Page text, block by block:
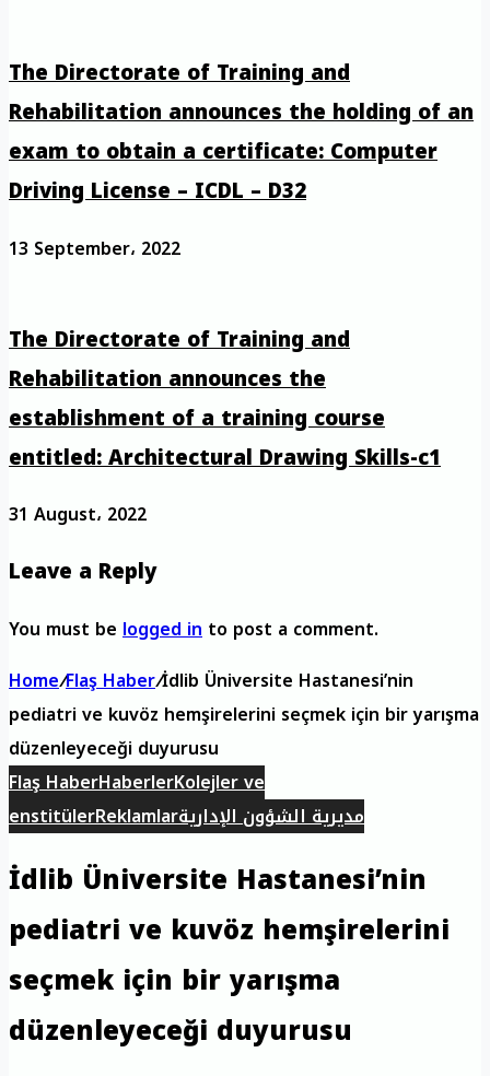
The Directorate of Training and
Rehabilitation announces the holding of an
exam to obtain a certificate: Computer
Driving License – ICDL – D32
13 September، 2022
The Directorate of Training and
Rehabilitation announces the
establishment of a training course
entitled: Architectural Drawing Skills-c1
31 August، 2022
Leave a Reply
You must belogged into post a comment.
Home/Flaş Haber/İdlib Üniversite Hastanesi’nin
pediatri ve kuvöz hemşirelerini seçmek için bir yarışma
düzenleyeceği duyurusu
Flaş HaberHaberlerKolejler ve
enstitülerReklamlarمديرية الشؤون الإدارية
İdlib Üniversite Hastanesi’nin
pediatri ve kuvöz hemşirelerini
seçmek için bir yarışma
düzenleyeceği duyurusu